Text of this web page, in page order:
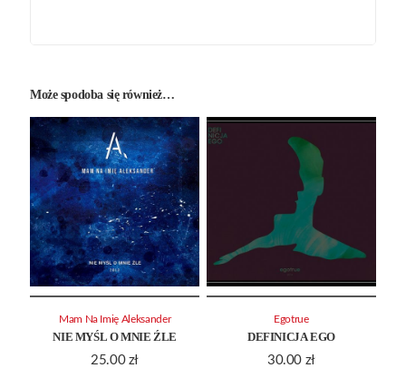
Może spodoba się również…
NIE MYŚL O MNIE ŹLE
25.00 zł
Mam Na Imię Aleksander
DEFINICJA EGO
30.00 zł
Egotrue